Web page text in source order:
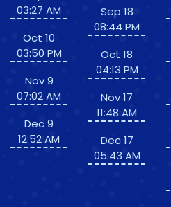
03:27 AM
Oct 10
03:50 PM
Nov 9
07:02 AM
Dec 9
12:52 AM
Sep 18
08:44 PM
Oct 18
04:13 PM
Nov 17
11:48 AM
Dec 17
05:43 AM